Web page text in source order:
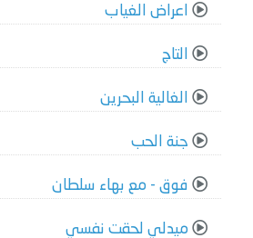
اعراض الغياب
التاج
الغالية البحرين
جنة الحب
فوق - مع بهاء سلطان
ميدلي لحقت نفسي